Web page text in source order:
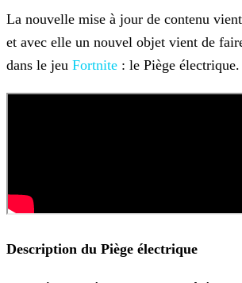
La nouvelle mise à jour de contenu
et avec elle un nouvel objet vient de
dans le jeu Fortnite : le Piège électrique.
Description du Piège électrique